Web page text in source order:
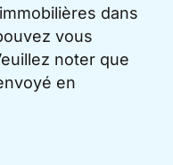
dans
vous
noter que
en